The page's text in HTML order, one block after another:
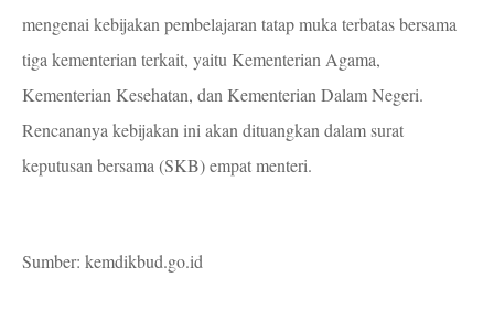
mengenai kebijakan pembelajaran tatap muka terbatas bersama
tiga kementerian terkait, yaitu Kementerian Agama,
Kementerian Kesehatan, dan Kementerian Dalam Negeri.
Rencananya kebijakan ini akan dituangkan dalam surat
keputusan bersama (SKB) empat menteri.
Sumber: kemdikbud.go.id